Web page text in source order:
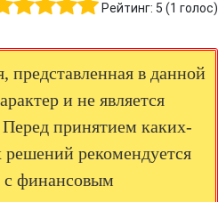
Рейтинг: 5 (1 голос)
в данной
и не является
принятием каких-
рекомендуется
с финансовым